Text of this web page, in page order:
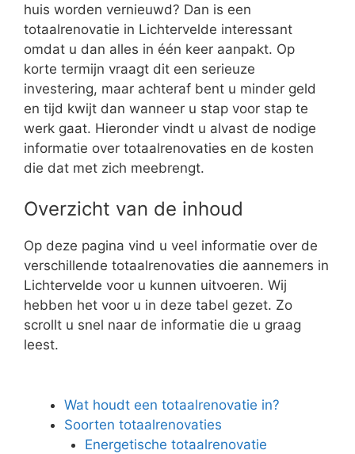
huis worden vernieuwd? Dan is een
totaalrenovatie in Lichtervelde interessant
omdat u dan alles in één keer aanpakt. Op
korte termijn vraagt dit een serieuze
investering, maar achteraf bent u minder geld
en tijd kwijt dan wanneer u stap voor stap te
werk gaat. Hieronder vindt u alvast de nodige
informatie over totaalrenovaties en de kosten
die dat met zich meebrengt.
Overzicht van de inhoud
Op deze pagina vind u veel informatie over de
verschillende totaalrenovaties die aannemers in
Lichtervelde voor u kunnen uitvoeren. Wij
hebben het voor u in deze tabel gezet. Zo
scrollt u snel naar de informatie die u graag
leest.
Wat houdt een totaalrenovatie in?
Soorten totaalrenovaties
Energetische totaalrenovatie